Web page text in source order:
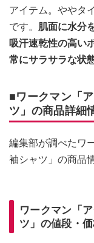
アイテム。ややタ
です。 肌面に水分
吸汗速乾性の高い
常にサラサラな状
■ワークマン「
ツ」の商品詳細
編集部が調べたワ
袖シャツ」の商品
ワークマン「
ツ」の値段・